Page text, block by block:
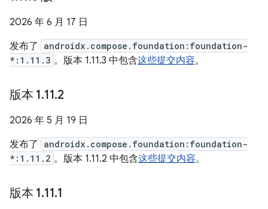
2026 年 6 月 17 日
发布了
androidx.compose.foundation:foundation-
*:1.11.3 。版本 1.11.3 中包含这些提交内容。
版本 1.11.2
2026 年 5 月 19 日
发布了
androidx.compose.foundation:foundation-
*:1.11.2 。版本 1.11.2 中包含这些提交内容。
版本 1.11.1